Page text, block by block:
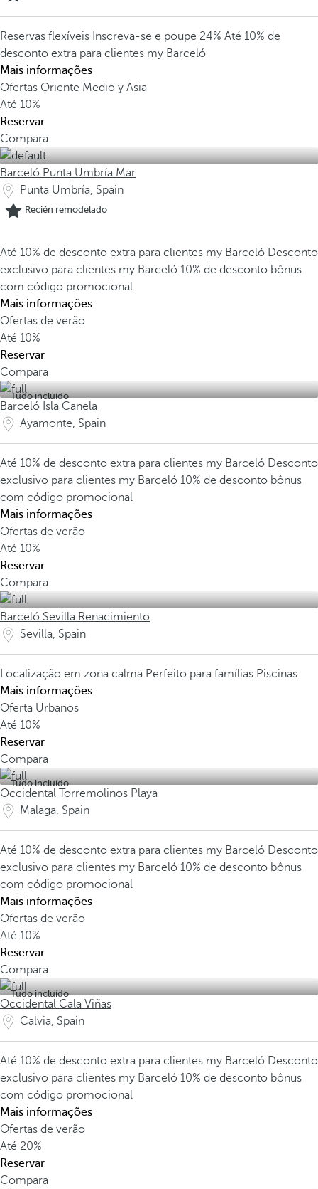
Reservas flexíveis Inscreva-se e poupe 24% Até 10% de
desconto extra para clientes my Barceló
Mais informações
Ofertas Oriente Medio y Asia
Até 10%
Reservar
Compara
Barceló Punta Umbría Mar
Punta Umbría, Spain
Recién remodelado
Até 10% de desconto extra para clientes my Barceló Desconto
exclusivo para clientes my Barceló 10% de desconto bônus
com código promocional
Mais informações
Ofertas de verão
Até 10%
Reservar
Compara
Tudo incluído
Barceló Isla Canela
Ayamonte, Spain
Até 10% de desconto extra para clientes my Barceló Desconto
exclusivo para clientes my Barceló 10% de desconto bônus
com código promocional
Mais informações
Ofertas de verão
Até 10%
Reservar
Compara
Barceló Sevilla Renacimiento
Sevilla, Spain
Localização em zona calma Perfeito para famílias Piscinas
Mais informações
Oferta Urbanos
Até 10%
Reservar
Compara
Tudo incluído
Occidental Torremolinos Playa
Malaga, Spain
Até 10% de desconto extra para clientes my Barceló Desconto
exclusivo para clientes my Barceló 10% de desconto bônus
com código promocional
Mais informações
Ofertas de verão
Até 10%
Reservar
Compara
Tudo incluído
Occidental Cala Viñas
Calvia, Spain
Até 10% de desconto extra para clientes my Barceló Desconto
exclusivo para clientes my Barceló 10% de desconto bônus
com código promocional
Mais informações
Ofertas de verão
Até 20%
Reservar
Compara